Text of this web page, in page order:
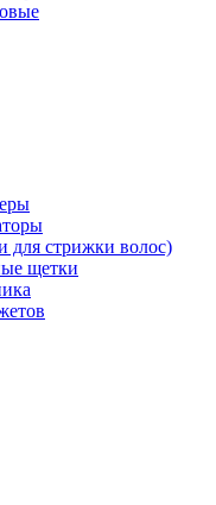
стрижки волос)
щетки